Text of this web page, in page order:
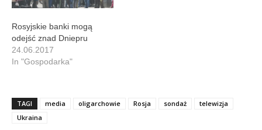
Rosyjskie banki mogą
odejść znad Dniepru
24.06.2017
In "Gospodarka"
TAGI media oligarchowie Rosja sondaż
telewizja
Ukraina